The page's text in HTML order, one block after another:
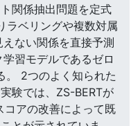
関係抽出問題を定式
ラベリングや複数対属
ない関係を直接予測
習モデルであるゼロ
。 2つのよく知られた
験では、ZS-BERTが
コアの改善によって既